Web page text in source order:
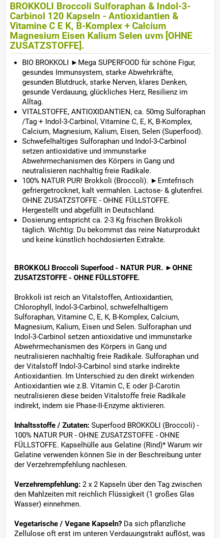
BROKKOLI Broccoli Sulforaphan & Indol-3-
Carbinol 120 Kapseln - Antioxidantien &
Vitamine C E K, B-Komplex + Calcium
Magnesium Eisen Kalium Selen uvm [OHNE
ZUSATZSTOFFE].
BIO BROKKOLI ►Mega SUPERFOOD für schöne Figur,
gesundes Immunsystem, starke Abwehrkräfte,
gesunden Blutdruck, starke Nerven, klares Denken,
gesunde Verdauung, glückliches Herz, Resilienz im
Alltag.
VITALSTOFFE, ANTIOXIDANTIEN, ca. 50mg Sulforaphan
/Tag + Indol-3-Carbinol, Vitamine C, E, K, B-Komplex,
Calcium, Magnesium, Kalium, Eisen, Selen (Superfood).
Schwefelhaltiges Sulforaphan und Indol-3-Carbinol
setzen antioxidative und immunstarke
Abwehrmechanismen des Körpers in Gang und
neutralisieren nachhaltig freie Radikale.
100% NATUR PUR! Brokkoli (Broccoli). ►Erntefrisch
gefriergetrocknet, kalt vermahlen. Lactose- & glutenfrei.
OHNE ZUSATZSTOFFE - OHNE FÜLLSTOFFE.
Hergestellt und abgefüllt in Deutschland.
Dosierung entspricht ca. 2-3 Kg frischen Brokkoli
täglich. Wichtig: Du bekommst das reine Naturprodukt
und keine künstlich hochdosierten Extrakte.
BROKKOLI Broccoli Superfood - NATUR PUR. ►OHNE
ZUSATZSTOFFE - OHNE FÜLLSTOFFE.
Brokkoli ist reich an Vitalstoffen, Antioxidantien,
Chlorophyll, Indol-3-Carbinol, schwefelhaltigem
Sulforaphan, Vitamine C, E, K, B-Komplex, Calcium,
Magnesium, Kalium, Eisen und Selen. Sulforaphan und
Indol-3-Carbinol setzen antioxidative und immunstarke
Abwehrmechanismen des Körpers in Gang und
neutralisieren nachhaltig freie Radikale. Sulforaphan und
der Vitalstoff Indol-3-Carbinol sind starke indirekte
Antioxidantien. Im Unterschied zu den direkt wirkenden
Antioxidantien wie z.B. Vitamin C, E oder β-Carotin
neutralisieren diese beiden Vitalstoffe freie Radikale
indirekt, indem sie Phase-II-Enzyme aktivieren.
Inhaltsstoffe / Zutaten: Superfood BROKKOLI (Broccoli) -
100% NATUR PUR - OHNE ZUSATZSTOFFE - OHNE
FÜLLSTOFFE. Kapselhülle aus Gelatine (Rind)* Warum wir
Gelatine verwenden können Sie in der Beschreibung unter
der Verzehrempfehlung nachlesen.
Verzehrempfehlung: 2 x 2 Kapseln über den Tag zwischen
den Mahlzeiten mit reichlich Flüssigkeit (1 großes Glas
Wasser) einnehmen.
Vegetarische / Vegane Kapseln? Da sich pflanzliche
Zellulose oft erst im unteren Verdauungstrakt auflöst, was